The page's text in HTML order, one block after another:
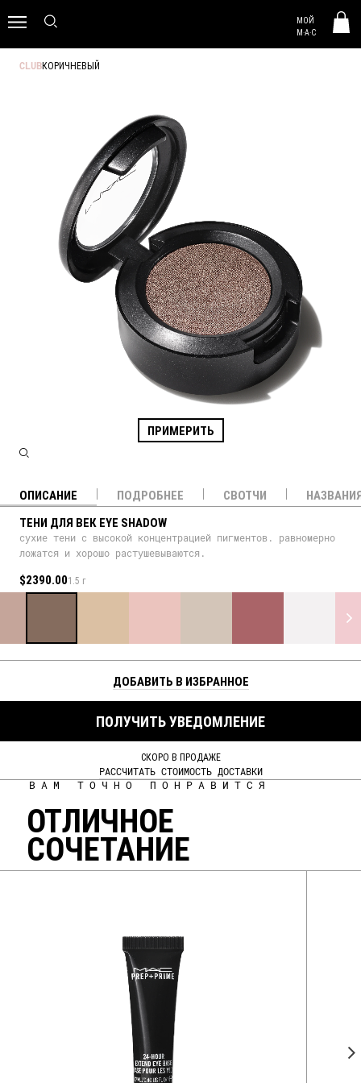
МОЙ
M·A·C
CLUBКОРИЧНЕВЫЙ
ПРИМЕРИТЬ
ОПИСАНИЕ ПОДРОБНЕЕ СВОТЧИ
ТЕНИ ДЛЯ ВЕК EYE SHADOW
сухие тени с высокой концентрацией пигментов. равномерно
ложатся и хорошо растушевываются.
$2390.001.5 г
ДОБАВИТЬ В ИЗБРАННОЕ
ПОЛУЧИТЬ УВЕДОМЛЕНИЕ
СКОРО В ПРОДАЖЕ
РАССЧИТАТЬ СТОИМОСТЬ ДОСТАВКИ
ВАМ ТОЧНО ПОНРАВИТСЯ
ОТЛИЧНОЕ
СОЧЕТАНИЕ